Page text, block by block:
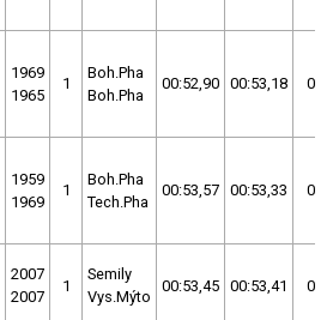
1969
1965
1
Boh.Pha
Boh.Pha
00:52,90 00:53,18
1959
1969
1
Boh.Pha
Tech.Pha
00:53,57 00:53,33
2007
2007
1
Semily
Vys.Mýto
00:53,45 00:53,41